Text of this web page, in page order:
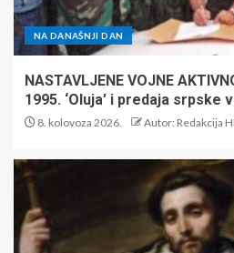
NA DANAŠNJI DAN
NASTAVLJENE VOJNE
1995. ‘Oluja’ i predaja
8. kolovoza 2026. Autor: Redakcija